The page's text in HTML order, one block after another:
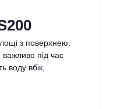
з поверхнею.
під час
воду вбік,